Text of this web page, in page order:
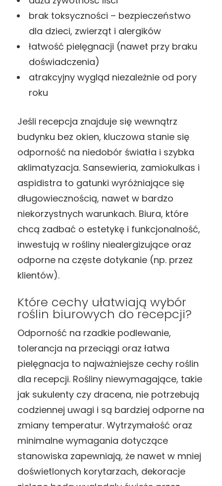
brak toksyczności – bezpieczeństwo
dla dzieci, zwierząt i alergików
łatwość pielęgnacji (nawet przy braku
doświadczenia)
atrakcyjny wygląd niezależnie od pory
roku
Jeśli recepcja znajduje się wewnątrz
budynku bez okien, kluczowa stanie się
odporność na niedobór światła i szybka
aklimatyzacja. Sansewieria, zamiokulkas i
aspidistra to gatunki wyróżniające się
długowiecznością, nawet w bardzo
niekorzystnych warunkach. Biura, które
chcą zadbać o estetykę i funkcjonalność,
inwestują w rośliny niealergizujące oraz
odporne na częste dotykanie (np. przez
klientów).
Które cechy ułatwiają wybór
roślin biurowych do recepcji?
Odporność na rzadkie podlewanie,
tolerancja na przeciągi oraz łatwa
pielęgnacja to najważniejsze cechy roślin
dla recepcji. Rośliny niewymagające, takie
jak sukulenty czy dracena, nie potrzebują
codziennej uwagi i są bardziej odporne na
zmiany temperatur. Wytrzymałość oraz
minimalne wymagania dotyczące
stanowiska zapewniają, że nawet w mniej
doświetlonych korytarzach, dekoracje